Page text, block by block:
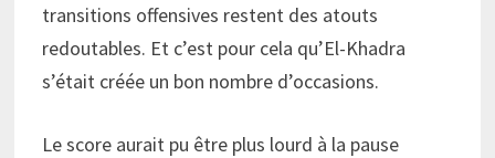
transitions offensives restent des atouts
redoutables. Et c’est pour cela qu’El-Khadra
s’était créée un bon nombre d’occasions.
Le score aurait pu être plus lourd à la pause